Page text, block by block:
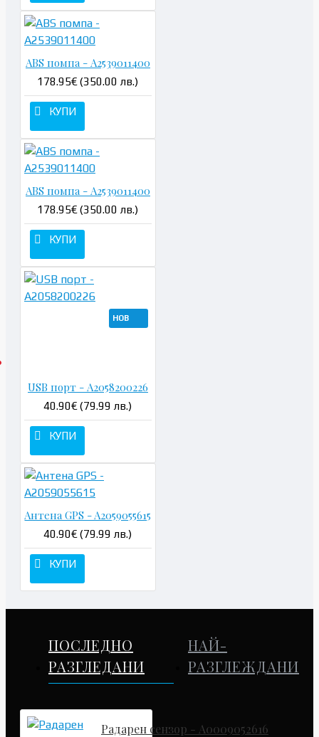
ABS помпа - A2539011400
178.95€ (350.00 лв.)
КУПИ
ABS помпа - A2539011400
178.95€ (350.00 лв.)
КУПИ
НОВ
USB порт - A2058200226
40.90€ (79.99 лв.)
КУПИ
Антена GPS - A2059055615
40.90€ (79.99 лв.)
КУПИ
ПОСЛЕДНО
РАЗГЛЕДАНИ
НАЙ-
РАЗГЛЕЖДАНИ
Радарен сензор - A0009052616